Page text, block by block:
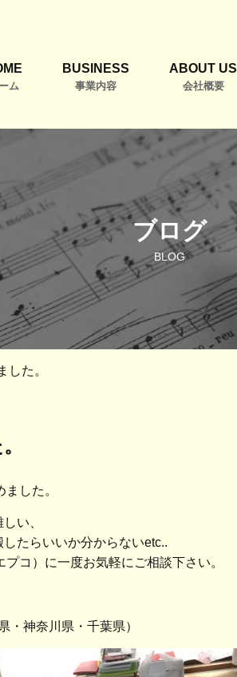
ム
BUSINESS
事業内容
ABOUT US
会社概要
ブログ
BLOG
した。
した。
い、
たらいいか分からないetc..
コ）に一度お気軽にご相談下さい。
・神奈川県・千葉県）